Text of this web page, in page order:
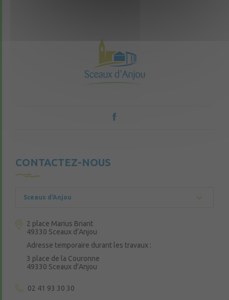
CONTACTEZ-NOUS
Sceaux d'Anjou
2 place Marius Briant
49330 Sceaux d’Anjou
Adresse temporaire durant les travaux :
3 place de la Couronne
49330 Sceaux d’Anjou
02 41 93 30 30